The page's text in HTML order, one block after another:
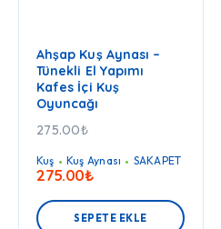
Ahşap Kuş Aynası –
Tünekli El Yapımı
Kafes İçi Kuş
Oyuncağı
275.00₺
Kuş Kuş Aynası SAKAPET
275.00₺
SEPETE EKLE